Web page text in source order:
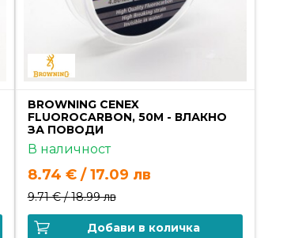
BROWNING CENEX
FLUOROCARBON, 50M - ВЛАКНО
ЗА ПОВОДИ
В наличност
8.74 € / 17.09 лв
9.71 € /18.99 лв
Добави в количка